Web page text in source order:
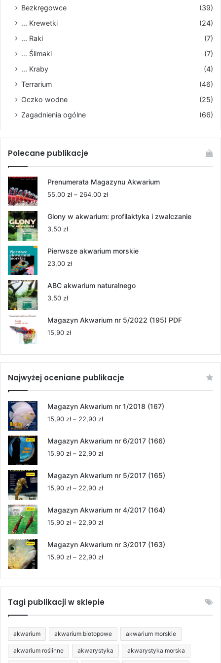
Bezkręgowce
(39)
... Krewetki
(24)
... Raki
(7)
... Ślimaki
(7)
... Kraby
(4)
Terrarium
(46)
Oczko wodne
(25)
Zagadnienia ogólne
(66)
Polecane publikacje
Prenumerata Magazynu Akwarium
55,00 zł – 264,00 złZakres
od
Glony w akwarium: profilaktyka i zwalczanie
3,50 zł
Pierwsze akwarium morskie
23,00 zł
ABC akwarium naturalnego
3,50 zł
Magazyn Akwarium nr 5/2022 (195) PDF
15,90 zł
Najwyżej oceniane publikacje
Magazyn Akwarium nr 1/2018 (167)
15,90 zł – 22,90 złZakres
od
Magazyn Akwarium nr 6/2017 (166)
15,90 zł – 22,90 złZakres
od
Magazyn Akwarium nr 5/2017 (165)
15,90 zł – 22,90 złZakres
od
Magazyn Akwarium nr 4/2017 (164)
15,90 zł – 22,90 złZakres
od
Magazyn Akwarium nr 3/2017 (163)
15,90 zł – 22,90 złZakres
od
15,90 zł
Tagi publikacji w sklepie
akwarium akwarium biotopowe akwarium morskie
akwarium roślinne akwarystyka akwarystyka morska